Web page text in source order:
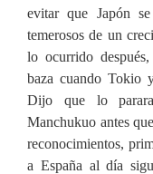
evitar que Japón
temerosos de un
lo ocurrido
baza cuando Tokio
Dijo que lo
Manchukuo antes
reconocimientos,
a España al día